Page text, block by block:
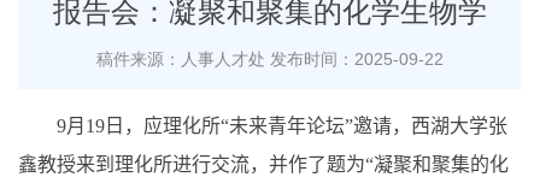
报告会：凝聚和聚集的化学生物学
稿件来源：人事人才处 发布时间：2025-09-22
9月 19 日，应理化所“未来青年论坛”邀请，西湖大学张
鑫教授来到理化所进行交流，并作了题为“凝聚和聚集的化